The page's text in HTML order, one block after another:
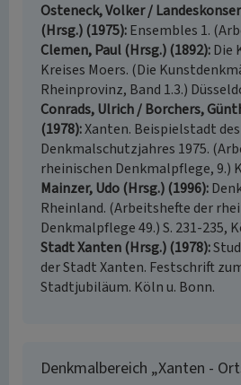
Osteneck, Volker /
(Hrsg.) (1975) Ensembles 1.
Clemen, Paul (Hrsg.) (1892) Die
Kreises Moers. (Die
Rheinprovinz, Band 1.3.)
Conrads, Ulrich / Borchers,
(1978) Xanten. Beispielstadt
Denkmalschutzjahres 1975.
rheinischen Denkmalpflege, 9.)
Mainzer, Udo (Hrsg.) (1996)
Rheinland. (Arbeitshefte der
Denkmalpflege 49.) S. 231-235,
Stadt Xanten (Hrsg.) (1978)
der Stadt Xanten. Festschrift
Stadtjubiläum. Köln u. Bonn.
Denkmalbereich „Xanten -